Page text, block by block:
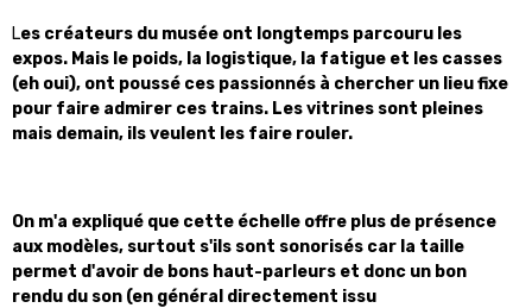
Les créateurs du musée ont longtemps parcouru les
expos. Mais le poids, la logistique, la fatigue et les casses
(eh oui), ont poussé ces passionnés à chercher un lieu fixe
pour faire admirer ces trains. Les vitrines sont pleines
mais demain, ils veulent les faire rouler.
On m'a expliqué que cette échelle offre plus de présence
aux modèles, surtout s'ils sont sonorisés car la taille
permet d'avoir de bons haut-parleurs et donc un bon
rendu du son (en général directement issu